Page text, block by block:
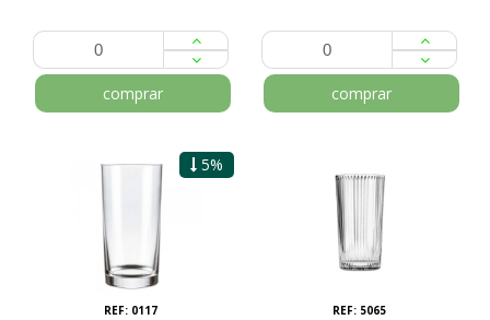
comprar comprar
5%
REF: 0117 REF: 5065